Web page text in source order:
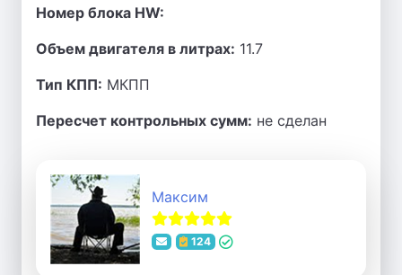
Номер блока HW:
Объем двигателя в литрах: 11.7
Тип КПП: МКПП
Пересчет контрольных сумм: не сделан
Максим
124